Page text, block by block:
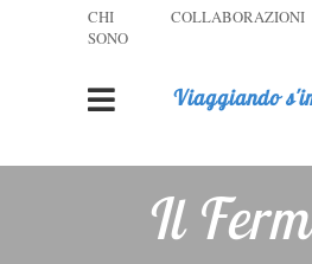
CHI
SONO
COLLABORAZIONI
Viaggiando
Il